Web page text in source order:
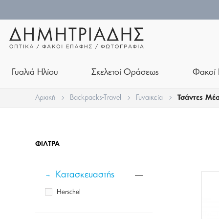
Γυαλιά Ηλίου Σκελετοί Οράσεως Φακοί
Αρχική Backpacks-Travel Γυναικεία Τσάντες
ΦΊΛΤΡΑ
Κατασκευαστής
Herschel